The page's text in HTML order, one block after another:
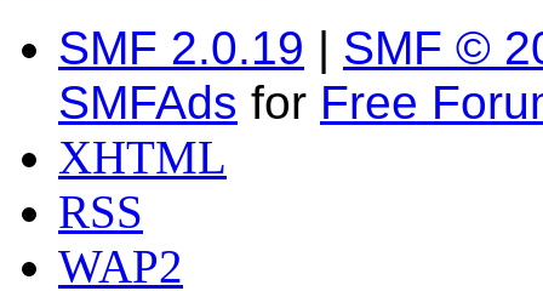
SMF 2.0.19 | SMF ©
SMFAds for Free
XHTML
RSS
WAP2